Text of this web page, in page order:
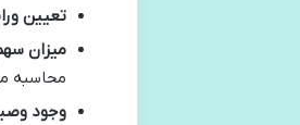
تعیین
میزان
محاسبه
وجود